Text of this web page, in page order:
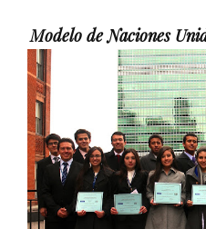
Modelo de Naciones